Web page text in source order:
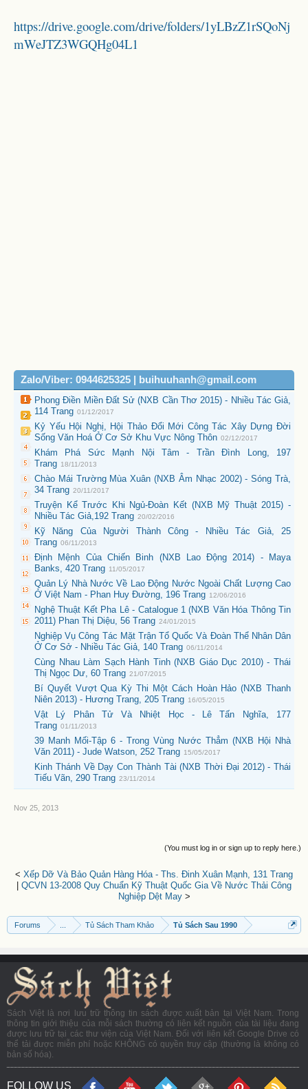
https://drive.google.com/drive/folders/1yLBzZ1rSQoNj
mWeJTZ3WGQHg04L1
Zalo/Viber: 0944625325 | buihuuhanh@gmail.com
Phong Điền Miền Đất Sử (NXB Cần Thơ 2015) - Nhiều Tác Giả,
114 Trang 01/12/2017
Kỷ Yếu Hội Nghị, Hội Thảo Đổi Mới Công Tác Xây Dựng Đời
Sống Văn Hoá Ở Cơ Sở Khu Vực Nông Thôn 02/12/2017
Khám Phá Sức Mạnh Nội Tâm - Trần Đình Long, 197
Trang 18/11/2013
Chào Mái Trường Mùa Xuân (NXB Âm Nhạc 2002) - Sóng Trà,
34 Trang 20/11/2017
Truyện Kể Trước Khi Ngủ-Đoàn Kết (NXB Mỹ Thuật 2015) -
Nhiều Tác Giả,192 Trang 20/02/2016
Kỹ Năng Của Người Thành Công - Nhiều Tác Giả, 25
Trang 06/11/2013
Định Mệnh Của Chiến Binh (NXB Lao Động 2014) - Maya
Banks, 420 Trang 11/05/2017
Quản Lý Nhà Nước Về Lao Động Nước Ngoài Chất Lượng Cao
Ở Việt Nam - Phan Huy Đường, 196 Trang 12/06/2016
Nghệ Thuật Kết Pha Lê - Catalogue 1 (NXB Văn Hóa Thông Tin
2011) Phan Thị Diệu, 56 Trang 24/01/2015
Nghiệp Vụ Công Tác Mặt Trận Tổ Quốc Và Đoàn Thể Nhân Dân
Ở Cơ Sở - Nhiều Tác Giả, 140 Trang 06/11/2014
Cùng Nhau Làm Sạch Hành Tinh (NXB Giáo Dục 2010) - Thái
Thị Ngọc Dư, 60 Trang 21/07/2015
Bí Quyết Vượt Qua Kỳ Thi Một Cách Hoàn Hảo (NXB Thanh
Niên 2013) - Hương Trang, 205 Trang 16/05/2015
Vật Lý Phân Tử Và Nhiệt Học - Lê Tấn Nghĩa, 177
Trang 01/11/2013
39 Manh Mối-Tập 6 - Trong Vùng Nước Thẳm (NXB Hội Nhà
Văn 2011) - Jude Watson, 252 Trang 15/05/2017
Kinh Thánh Về Dạy Con Thành Tài (NXB Thời Đại 2012) - Thái
Tiếu Vãn, 290 Trang 23/11/2014
Nov 25, 2013
(You must log in or sign up to reply here.)
< Xếp Dỡ Và Bảo Quản Hàng Hóa - Ths. Đinh Xuân Mạnh, 131 Trang
QCVN 13-2008 Quy Chuẩn Kỹ Thuật Quốc Gia Về Nước Thải Công
Nghiệp Dệt May>
Forums Tủ Sách Tham Khảo Tủ Sách Sau 1990
Sách Việt là nơi lưu trữ thông tin sách được xuất bản tại Việt Nam. Trong
thông tin giới thiệu của mỗi sách thường có liên kết nguồn của tài liệu đang
được lưu trữ tại các thư viện của Việt Nam. Đối với liên kết Google Drive có
thể tải được miễn phí hoặc KHÔNG có quyền truy cập (thường là không có
bản số hóa).
FOLLOW US